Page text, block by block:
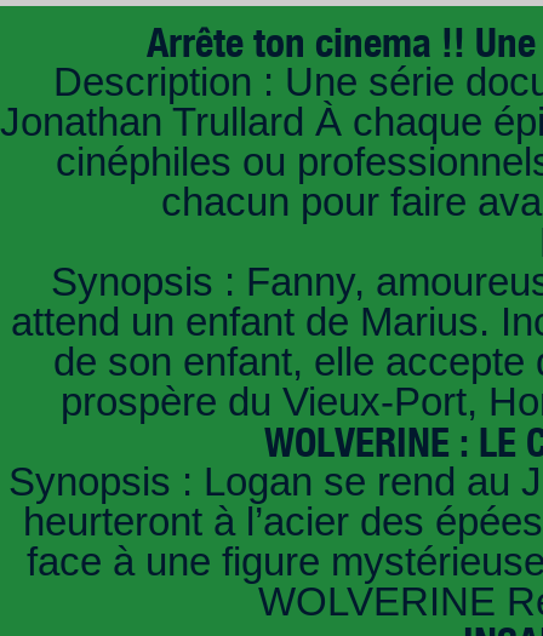
Arrête ton cinema !!
Description : Une série
Jonathan Trullard À chaque
cinéphiles ou
chacun pour faire
Synopsis : Fanny,
attend un enfant de Marius.
de son enfant, elle
prospère du Vieux-Port,
WOLVERINE : LE
Synopsis : Logan se rend au
heurteront à l’acier des
face à une figure
WOLVERINE